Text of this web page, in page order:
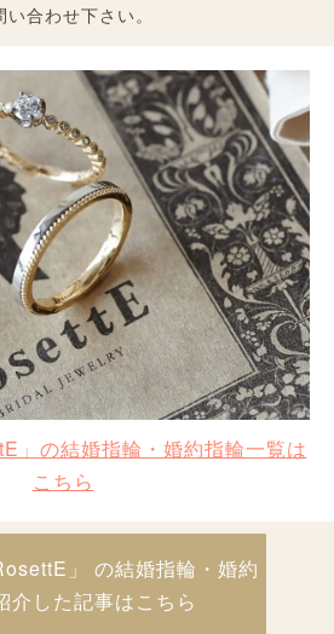
い合わせ下さい。
」の結婚指輪・婚約指輪一覧は
こちら
」 の結婚指輪・婚約
介した記事はこちら